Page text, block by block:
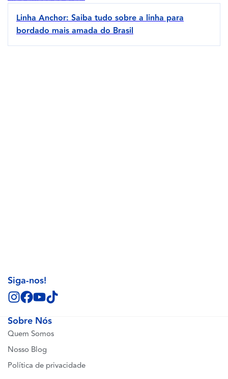
Linha Anchor: Saiba tudo sobre a linha para
bordado mais amada do Brasil
Sobre Nós
Quem Somos
Nosso Blog
Política de privacidade
Siga-nos!